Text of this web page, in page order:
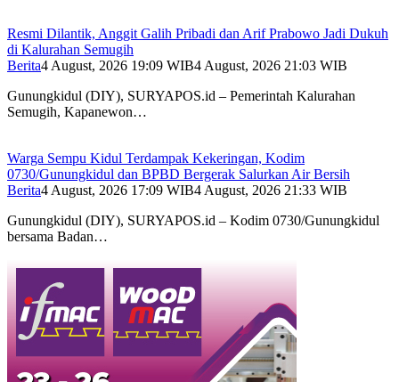
Resmi Dilantik, Anggit Galih Pribadi dan Arif Prabowo Jadi Dukuh
di Kalurahan Semugih
Berita4 August, 2026 19:09 WIB4 August, 2026 21:03 WIB
Gunungkidul (DIY), SURYAPOS.id – Pemerintah Kalurahan
Semugih, Kapanewon…
Warga Sempu Kidul Terdampak Kekeringan, Kodim
0730/Gunungkidul dan BPBD Bergerak Salurkan Air Bersih
Berita4 August, 2026 17:09 WIB4 August, 2026 21:33 WIB
Gunungkidul (DIY), SURYAPOS.id – Kodim 0730/Gunungkidul
bersama Badan…